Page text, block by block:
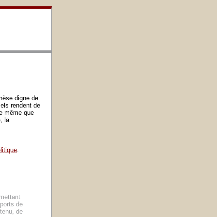
digne de
rendent de
même que
la
.
de
de